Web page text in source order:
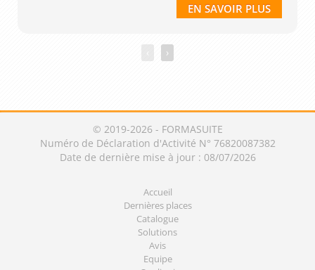
EN SAVOIR PLUS
›
© 2019-2026 - FORMASUITE
Numéro de Déclaration d'Activité N° 76820087382
Date de dernière mise à jour : 08/07/2026
Accueil
Dernières places
Catalogue
Solutions
Avis
Equipe